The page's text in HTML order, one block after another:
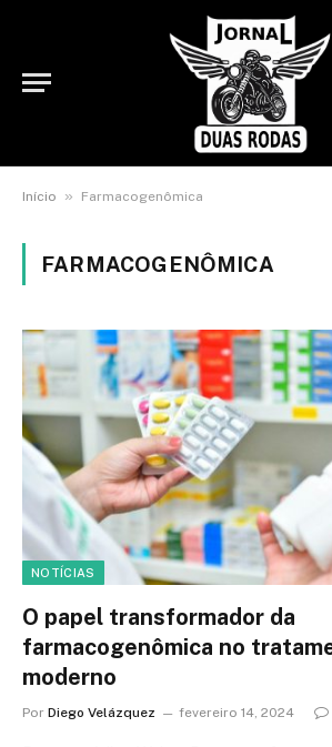
Início » Farmacogenômica
FARMACOGENÔMICA
NOTÍCIAS
O papel transformador da
farmacogenômica no
moderno
Por Diego Velázquez fevereiro 14, 2024